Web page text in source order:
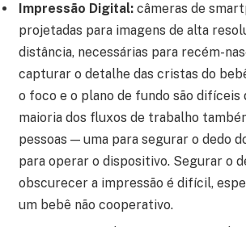
Impressão Digital: câmeras de
projetadas para imagens de alta
distância, necessárias para recém-
capturar o detalhe das cristas do
o foco e o plano de fundo são difíceis
maioria dos fluxos de trabalho
pessoas — uma para segurar o dedo
para operar o dispositivo. Segurar o
obscurecer a impressão é difícil,
um bebê não cooperativo.